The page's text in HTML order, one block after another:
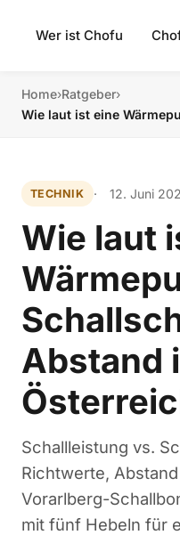
Wer ist Chofu
Home›Ratgeber›
Wie laut ist eine
TECHNIK 12. Juni
Wie laut
Abstand
Schallleistung vs.
Richtwerte,
Vorarlberg-
mit fünf Hebeln für